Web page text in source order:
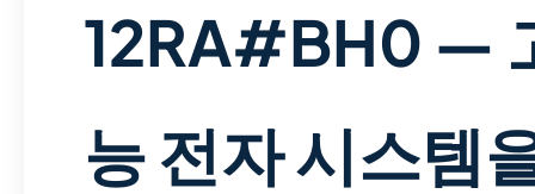
12RA#BH0 —
능 전자 시스템